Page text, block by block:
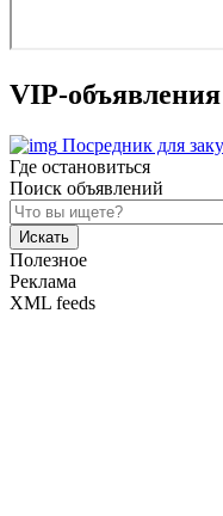
VIP-объявления
Посредник для
Где остановиться
Поиск объявлений
Искать
Полезное
Реклама
XML feeds